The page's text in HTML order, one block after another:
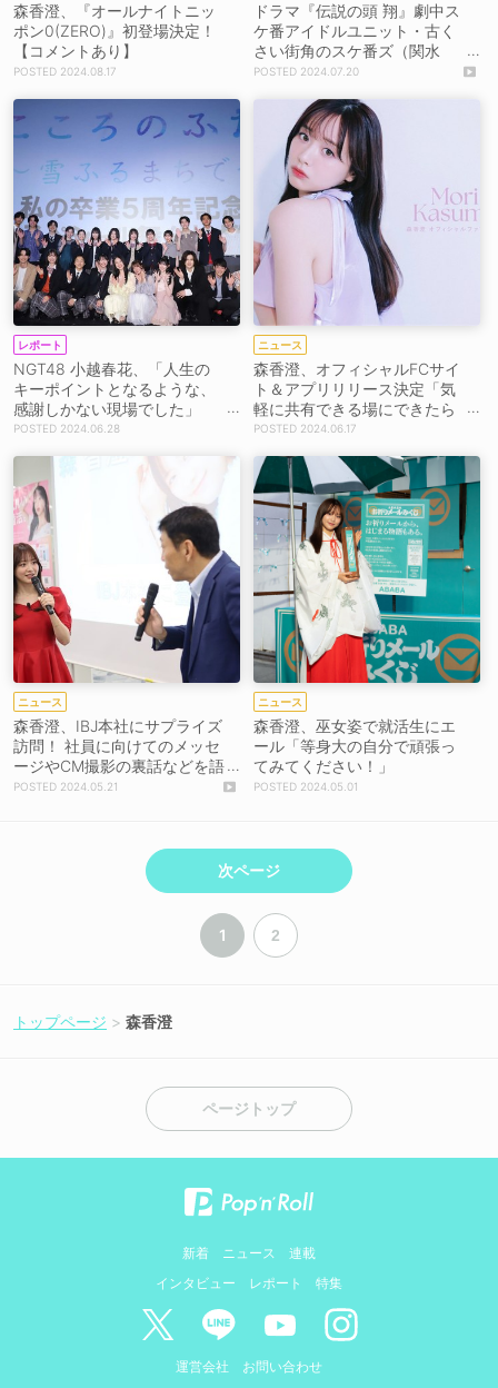
森香澄、『オールナイトニッ
ポン0(ZERO)』初登場決定！
【コメントあり】
2024.08.17
ドラマ『伝説の頭 翔』劇中ス
ケ番アイドルユニット・古く
さい街角のスケ番ズ（関水
渚、森香澄、志田こはく、吉
OVE」配信スタート！
2024.07.20
レポート
NGT48 小越春花、「人生の
キーポイントとなるような、
感謝しかない現場でした」
『私の卒業プロジェクト』5周
2024.06.28
ニュース
森香澄、オフィシャルFCサイ
ト＆アプリリリース決定「気
軽に共有できる場にできたら
いいなと思っています！」
2024.06.17
ニュース
森香澄、IBJ本社にサプライズ
訪問！ 社員に向けてのメッセ
ージやCM撮影の裏話などを語
る
2024.05.21
ニュース
森香澄、巫女姿で就活生にエ
ール「等身大の自分で頑張っ
てみてください！」
2024.05.01
次ページ
1 2
トップページ 森香澄
ページトップ
新着 ニュース
連載
インタビュー
レポート 特集
運営会社 お問い合わせ